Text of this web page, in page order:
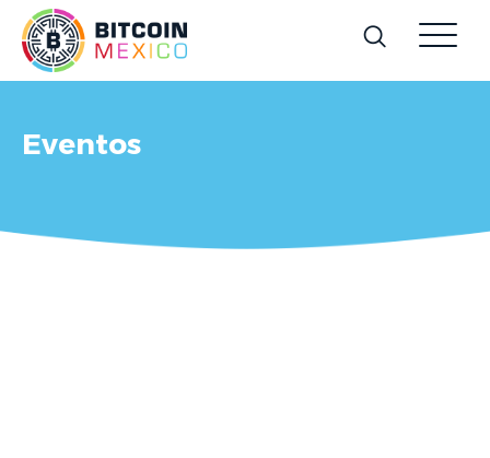
Eventos